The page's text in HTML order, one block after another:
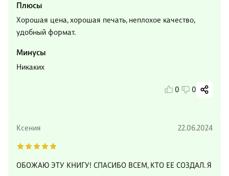
Плюсы
Хорошая цена, хорошая печать, неплохое качество,
удобный формат.
Минусы
Никаких
0 0
Ксения 22.06.2024
ОБОЖАЮ ЭТУ КНИГУ! СПАСИБО ВСЕМ, КТО ЕЕ СОЗДАЛ. Я